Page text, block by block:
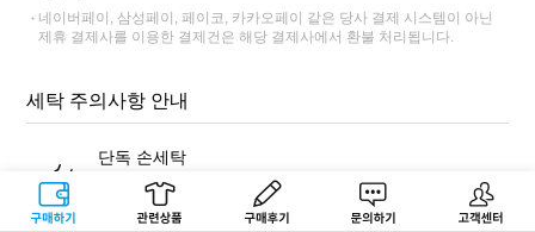
구매하기 관련상품 상품후기 문의하기 고객센터
네이버페이, 삼성페이, 페이코, 카카오페이 같은 당사 결제 시스템이 아닌
제휴 결제사를 이용한 결제건은 해당 결제사에서 환불 처리됩니다.
세탁 주의사항 안내
단독 손세탁
반드시 표백 성분이 없는 중성세제를 사용해 단독 손세탁해주세
요. 염색 잔료가 빠져나와 다른 제품에 이염이 될 수 있습니다.